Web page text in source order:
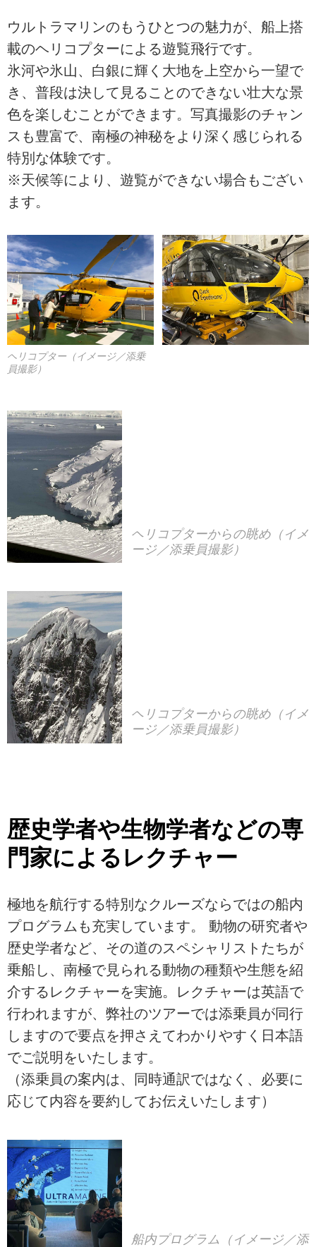
ウルトラマリンのもうひとつの魅力が、船上搭
載のヘリコプターによる遊覧飛行です。
氷河や氷山、白銀に輝く大地を上空から一望で
き、普段は決して見ることのできない壮大な景
色を楽しむことができます。写真撮影のチャン
スも豊富で、南極の神秘をより深く感じられる
特別な体験です。
※天候等により、遊覧ができない場合もござい
ます。
ヘリコプター（イメージ／添乗
員撮影）
ヘリコプターからの眺め（イメ
ージ／添乗員撮影）
ヘリコプターからの眺め（イメ
ージ／添乗員撮影）
歴史学者や生物学者などの専
門家によるレクチャー
極地を航行する特別なクルーズならではの船内
プログラムも充実しています。 動物の研究者や
歴史学者など、その道のスペシャリストたちが
乗船し、南極で見られる動物の種類や生態を紹
介するレクチャーを実施。レクチャーは英語で
行われますが、弊社のツアーでは添乗員が同行
しますので要点を押さえてわかりやすく日本語
でご説明をいたします。
（添乗員の案内は、同時通訳ではなく、必要に
応じて内容を要約してお伝えいたします）
船内プログラム（イメージ／添